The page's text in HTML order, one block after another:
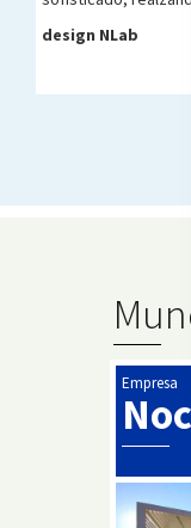
design NLab
Empresa